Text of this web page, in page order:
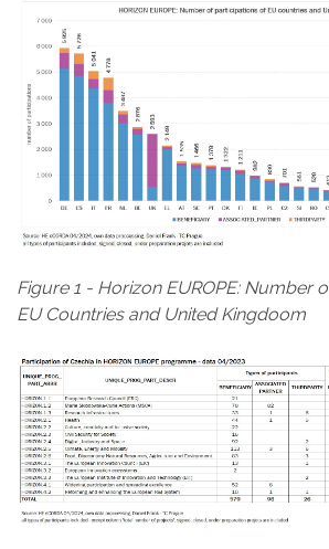
Figure 1 - Horizon EUROPE: Number
EU Countries and United Kingdoom